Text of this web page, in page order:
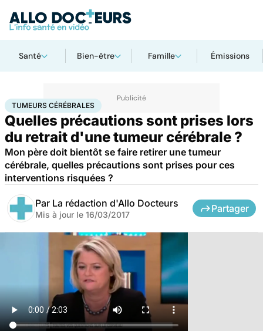
Santé Bien-être Famille Émissions
AccueilSantéTumeurs cérébrales
TUMEURS CÉRÉBRALES
Quelles précautions sont prises lors
du retrait d'une tumeur cérébrale ?
Mon père doit bientôt se faire retirer une tumeur
cérébrale, quelles précautions sont prises pour ces
interventions risquées ?
Par La rédaction d'Allo Docteurs
Mis à jour le 16/03/2017
Partager